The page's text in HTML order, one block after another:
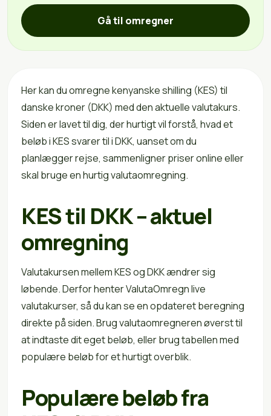
Gå til omregner
Her kan du omregne kenyanske shilling (KES) til
danske kroner (DKK) med den aktuelle valutakurs.
Siden er lavet til dig, der hurtigt vil forstå, hvad et
beløb i KES svarer til i DKK, uanset om du
planlægger rejse, sammenligner priser online eller
skal bruge en hurtig valutaomregning.
KES til DKK – aktuel
omregning
Valutakursen mellem KES og DKK ændrer sig
løbende. Derfor henter ValutaOmregn live
valutakurser, så du kan se en opdateret beregning
direkte på siden. Brug valutaomregneren øverst til
at indtaste dit eget beløb, eller brug tabellen med
populære beløb for et hurtigt overblik.
Populære beløb fra